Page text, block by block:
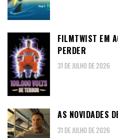
FILMTWIST EM
PERDER
31 DE JULHO DE 2026
AS NOVIDADES
31 DE JULHO DE 2026